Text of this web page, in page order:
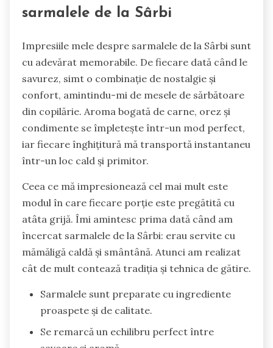
sarmalele de la Sârbi
Impresiile mele despre sarmalele de la Sârbi sunt
cu adevărat memorabile. De fiecare dată când le
savurez, simt o combinație de nostalgie și
confort, amintindu-mi de mesele de sărbătoare
din copilărie. Aroma bogată de carne, orez și
condimente se împletește într-un mod perfect,
iar fiecare înghițitură mă transportă instantaneu
într-un loc cald și primitor.
Ceea ce mă impresionează cel mai mult este
modul în care fiecare porție este pregătită cu
atâta grijă. Îmi amintesc prima dată când am
încercat sarmalele de la Sârbi: erau servite cu
mămăligă caldă și smântână. Atunci am realizat
cât de mult contează tradiția și tehnica de gătire.
Sarmalele sunt preparate cu ingrediente
proaspete și de calitate.
Se remarcă un echilibru perfect între